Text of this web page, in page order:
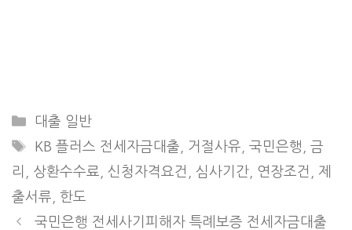
Categories
대출 일반
Tags
KB 플러스 전세자금대출 거절사유 국민은행
금
리
상환수수료 신청자격요건 심사기간 연장조건
제
출서류
한도
국민은행 전세사기피해자 특례보증 전세자금대출